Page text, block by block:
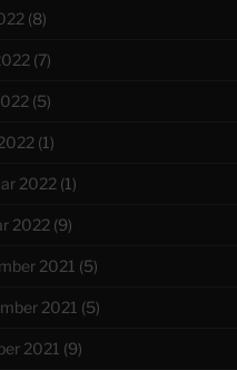
(8)
(7)
(5)
(1)
2022(1)
2022(9)
2021 (5)
2021 (5)
2021 (9)